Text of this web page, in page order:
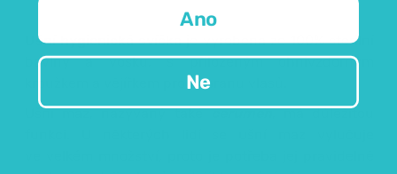
Ušní hygienická svíčkaje vyrobena ze 100% sterilní
bavlny a vosku, s přiloženým ohnivzdorným
kroužkem a vějířkem pro ochranu vlasů.
Ušní maz, nazývaný takécerumen, má důležitou
Ano
Ne